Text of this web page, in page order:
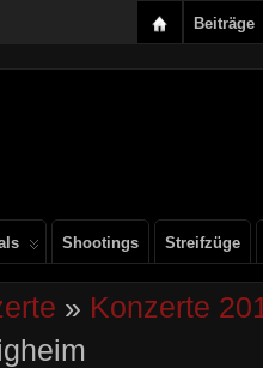
Beiträge
Shootings Streifzüge
» Konzerte